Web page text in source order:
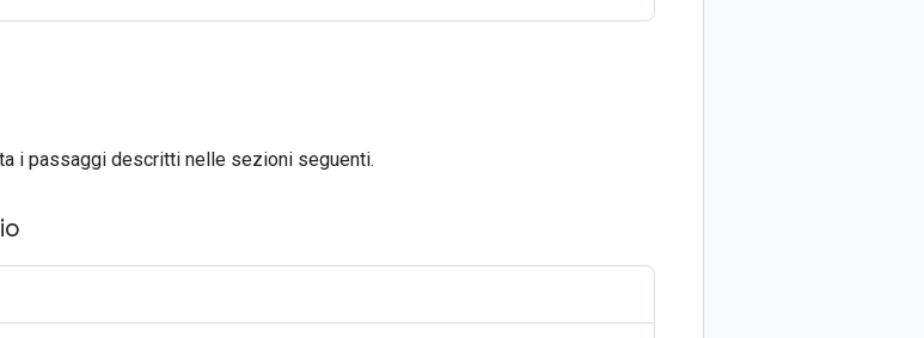
i passaggi descritti nelle sezioni seguenti.